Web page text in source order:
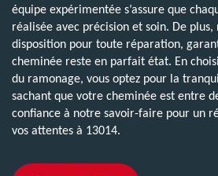
équipe expérimentée s’assure que
réalisée avec précision et soin. De plus,
disposition pour toute réparation,
cheminée reste en parfait état. En
du ramonage, vous optez pour la
sachant que votre cheminée est entre
confiance à notre savoir-faire pour un
vos attentes à 13014.